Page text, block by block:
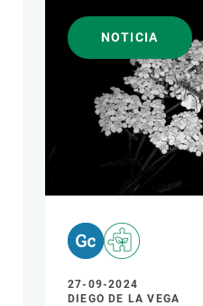
NOTICIA
27-09-2024
DIEGO DE LA VEGA